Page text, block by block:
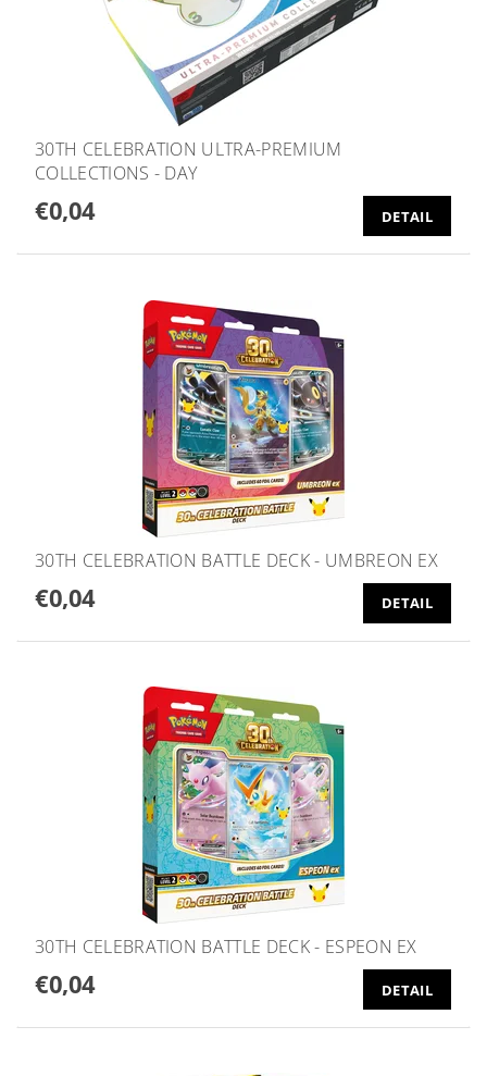
30TH CELEBRATION ULTRA-PREMIUM
COLLECTIONS - DAY
€0,04 DETAIL
30TH CELEBRATION BATTLE DECK - UMBREON EX
€0,04 DETAIL
30TH CELEBRATION BATTLE DECK - ESPEON EX
€0,04 DETAIL